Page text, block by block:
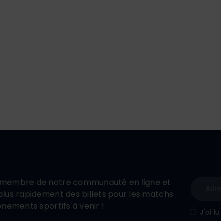
de notre communauté en ligne et
rapidement des billets pour les matchs
sportifs à venir !
J'ai